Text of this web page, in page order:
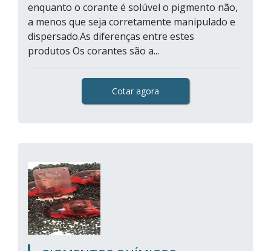
enquanto o corante é solúvel o pigmento não,
a menos que seja corretamente manipulado e
dispersado.As diferenças entre estes
produtos Os corantes são a...
Cotar agora